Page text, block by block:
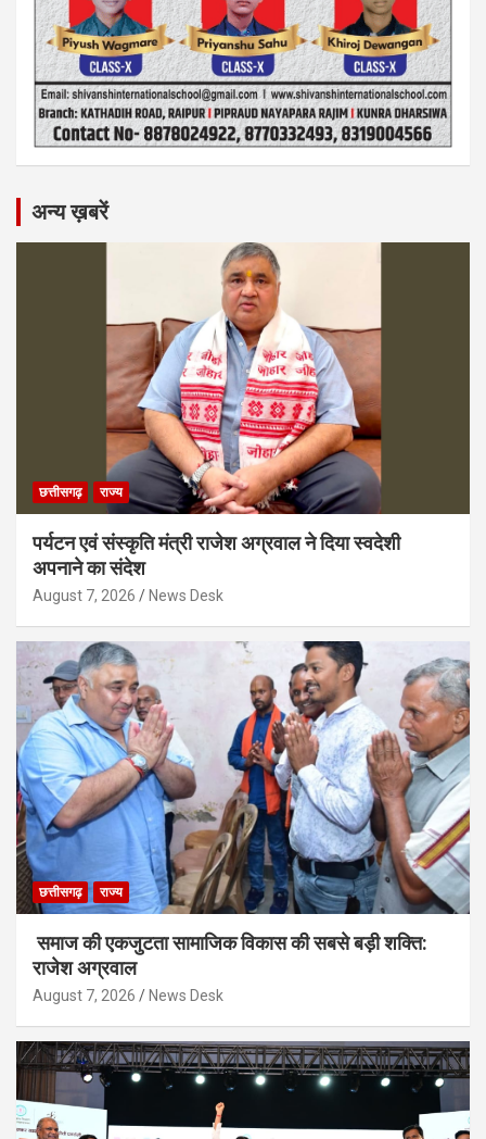
अन्य ख़बरें
छत्तीसगढ़ राज्य
पर्यटन एवं संस्कृति मंत्री राजेश अग्रवाल ने दिया स्वदेशी
अपनाने का संदेश
August 7, 2026 News Desk
छत्तीसगढ़ राज्य
समाज की एकजुटता सामाजिक विकास की सबसे बड़ी शक्ति:
राजेश अग्रवाल
August 7, 2026 News Desk